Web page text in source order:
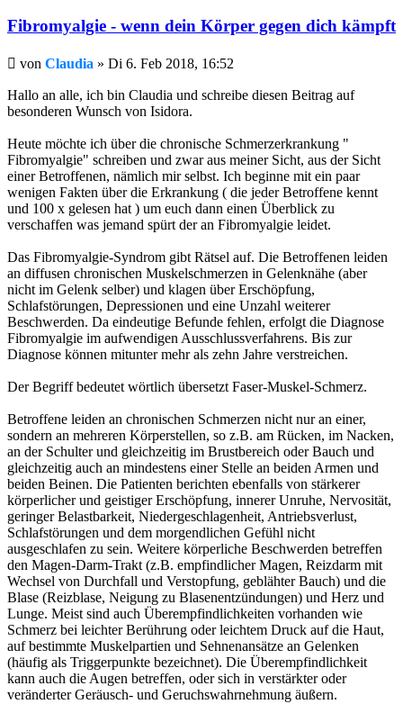
Fibromyalgie - wenn dein Körper gegen dich kämpft
Beitrag
von Claudia » Di 6. Feb 2018, 16:52
Hallo an alle, ich bin Claudia und schreibe diesen Beitrag auf
besonderen Wunsch von Isidora.
Heute möchte ich über die chronische Schmerzerkrankung "
Fibromyalgie" schreiben und zwar aus meiner Sicht, aus der Sicht
einer Betroffenen, nämlich mir selbst. Ich beginne mit ein paar
wenigen Fakten über die Erkrankung ( die jeder Betroffene kennt
und 100 x gelesen hat ) um euch dann einen Überblick zu
verschaffen was jemand spürt der an Fibromyalgie leidet.
Das Fibromyalgie-Syndrom gibt Rätsel auf. Die Betroffenen leiden
an diffusen chronischen Muskelschmerzen in Gelenknähe (aber
nicht im Gelenk selber) und klagen über Erschöpfung,
Schlafstörungen, Depressionen und eine Unzahl weiterer
Beschwerden. Da eindeutige Befunde fehlen, erfolgt die Diagnose
Fibromyalgie im aufwendigen Ausschlussverfahrens. Bis zur
Diagnose können mitunter mehr als zehn Jahre verstreichen.
Der Begriff bedeutet wörtlich übersetzt Faser-Muskel-Schmerz.
Betroffene leiden an chronischen Schmerzen nicht nur an einer,
sondern an mehreren Körperstellen, so z.B. am Rücken, im Nacken,
an der Schulter und gleichzeitig im Brustbereich oder Bauch und
gleichzeitig auch an mindestens einer Stelle an beiden Armen und
beiden Beinen. Die Patienten berichten ebenfalls von stärkerer
körperlicher und geistiger Erschöpfung, innerer Unruhe, Nervosität,
geringer Belastbarkeit, Niedergeschlagenheit, Antriebsverlust,
Schlafstörungen und dem morgendlichen Gefühl nicht
ausgeschlafen zu sein. Weitere körperliche Beschwerden betreffen
den Magen-Darm-Trakt (z.B. empfindlicher Magen, Reizdarm mit
Wechsel von Durchfall und Verstopfung, geblähter Bauch) und die
Blase (Reizblase, Neigung zu Blasenentzündungen) und Herz und
Lunge. Meist sind auch Überempfindlichkeiten vorhanden wie
Schmerz bei leichter Berührung oder leichtem Druck auf die Haut,
auf bestimmte Muskelpartien und Sehnenansätze an Gelenken
(häufig als Triggerpunkte bezeichnet). Die Überempfindlichkeit
kann auch die Augen betreffen, oder sich in verstärkter oder
veränderter Geräusch- und Geruchswahrnehmung äußern.